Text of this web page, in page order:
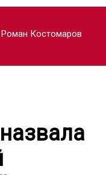
Роман Костомаров